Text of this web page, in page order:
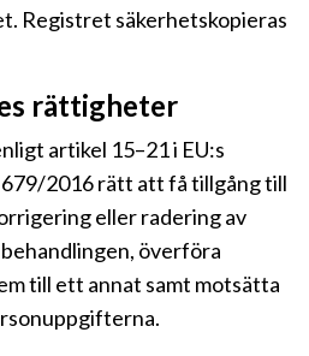
Registret säkerhetskopieras
rättigheter
artikel 15–21 i EU:s
2016 rätt att få tillgång till
eller radering av
överföra
till ett annat samt motsätta